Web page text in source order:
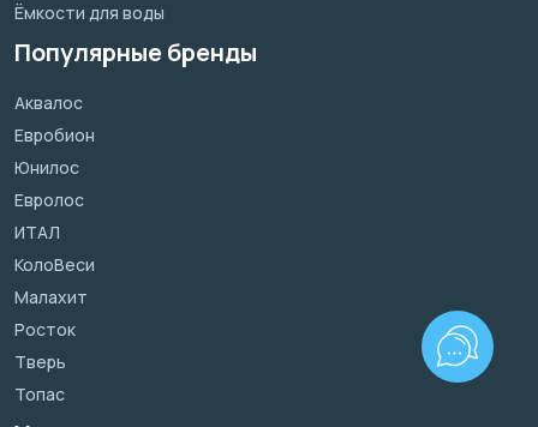
Ёмкости для воды
Популярные бренды
Аквалос
Евробион
Юнилос
Евролос
ИТАЛ
КолоВеси
Малахит
Росток
Тверь
Топас